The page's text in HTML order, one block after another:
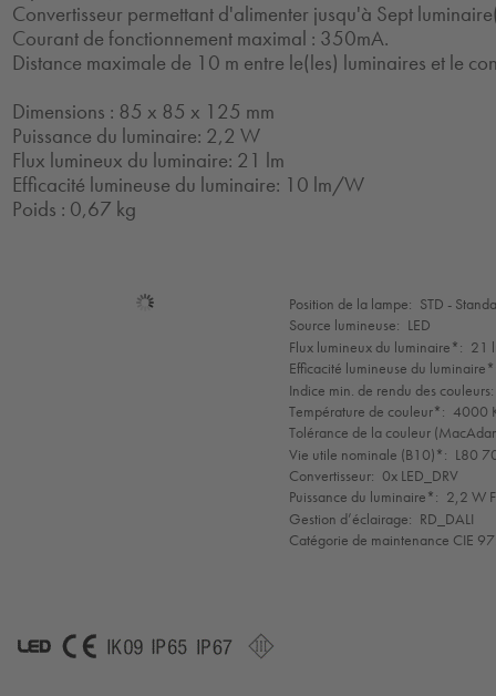
Convertisseur permettant d'alimenter jusqu'à Sept
Courant de fonctionnement maximal : 350mA.
Distance maximale de 10 m entre le(les) luminaires et le
Dimensions : 85 x 85 x 125 mm
Puissance du luminaire: 2,2 W
Flux lumineux du luminaire: 21 lm
Efficacité lumineuse du luminaire: 10 lm/W
Poids : 0,67 kg
Sélection
de
mode
Position de la lampe: STD -
Source lumineuse: LED
Flux lumineux du luminaire*: 21
Efficacité lumineuse du
Indice min. de rendu des couleurs:
Température de couleur*: 4000
Tolérance de la couleur
Vie utile nominale (B10)*: L80
Convertisseur: 0x LED_DRV
Puissance du luminaire*: 2,2 W
Gestion d’éclairage: RD_DALI
Catégorie de maintenance CIE